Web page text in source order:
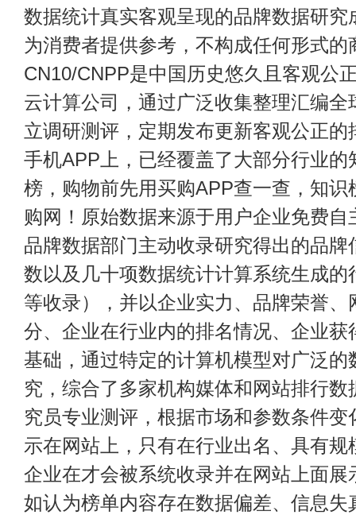
数据统计真实客观呈现的品牌数据研
为消费者提供参考，不构成任何形式
CN10/CNPP是中国历史悠久且客观公
云计算公司，通过广泛收集整理汇编
立调研测评，定期发布更新客观公正
手机APP上，已经覆盖了大部分行业
榜，购物前先用买购APP查一查，知
购网！原始数据来源于用户企业免费
品牌数据部门主动收录研究得出的品
数以及几十项数据统计计算系统生成
等收录），并以企业实力、品牌荣誉
分、企业在行业内的排名情况、企业
基础，通过特定的计算机模型对广泛
究，综合了多家机构媒体和网站排行
究员专业测评，根据市场和参数条件
示在网站上，只有在行业出名、具有
企业在才会被系统收录并在网站上面
如认为榜单内容存在数据偏差、信息